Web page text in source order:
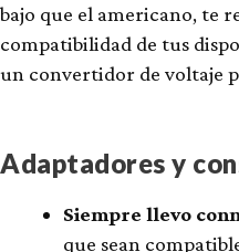
bajo que el americano, te
compatibilidad de tus
un convertidor de voltaje
Adaptadores y
Siempre llevo
que sean